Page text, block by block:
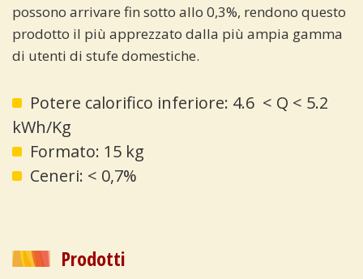
possono arrivare fin sotto allo 0,3%, rendono questo
prodotto il più apprezzato dalla più ampia gamma
di utenti di stufe domestiche.
Potere calorifico inferiore: 4.6 < Q < 5.2
kWh/Kg
Formato: 15 kg
Ceneri: < 0,7%
Prodotti